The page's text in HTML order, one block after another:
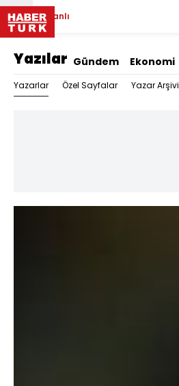
Canlı
Yazılar Gündem Ekonomi
Yazarlar Özel Sayfalar Yazar Arşivi